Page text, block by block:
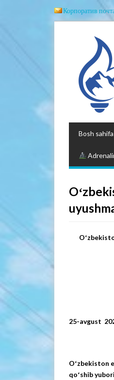
Корпоратив
Bosh sahifa
25-
Oʻzbekiston
qoʻshib